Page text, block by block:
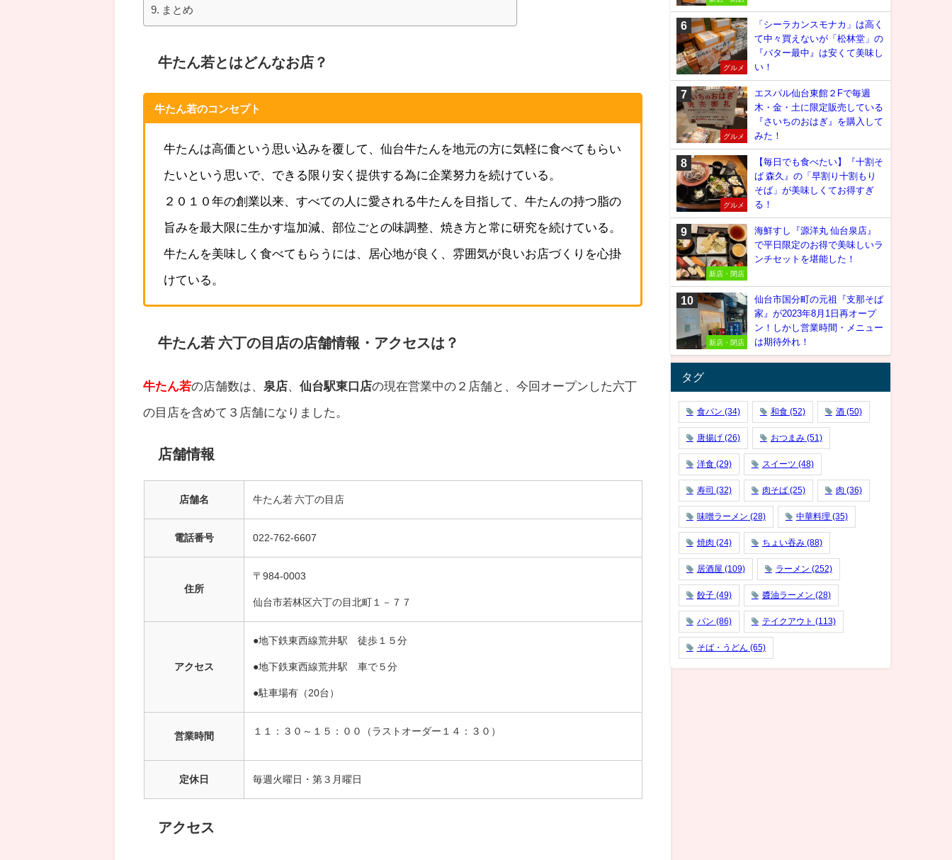
まとめ
牛たん若とはどんなお店？
牛たん若のコンセプト
牛たんは高価という思い込みを覆して、仙台牛たんを地元の方に気軽に食べてもらい
たいという思いで、できる限り安く提供する為に企業努力を続けている。
２０１０年の創業以来、すべての人に愛される牛たんを目指して、牛たんの持つ脂の
旨みを最大限に生かす塩加減、部位ごとの味調整、焼き方と常に研究を続けている。
牛たんを美味しく食べてもらうには、居心地が良く、雰囲気が良いお店づくりを心掛
けている。
牛たん若 六丁の目店の店舗情報・アクセスは？
牛たん若の店舗数は、 泉店 、仙台駅東口店の現在営業中の２店舗と、今回オープンした六丁
の目店を含めて３店舗になりました。
店舗情報
店舗名 牛たん若 六丁の目店
電話番号 022-762-6607
住所
〒984-0003
仙台市若林区六丁の目北町１－７７
アクセス
●地下鉄東西線荒井駅 徒歩１５分
●地下鉄東西線荒井駅 車で５分
●駐車場有（20台）
営業時間 １１：３０～１５：００（ラストオーダー１４：３０）
定休日 毎週火曜日・第３月曜日
アクセス
グルメ
「シーラカンスモナカ」は高く
て中々買えないが「松林堂」の
『バター最中』は安くて美味し
い！
グルメ
エスパル仙台東館２Fで毎週
木・金・土に限定販売している
『さいちのおはぎ』を購入して
みた！
グルメ
【毎日でも食べたい】『十割そ
ば 森久』の「早割り十割もり
そば」が美味しくてお得すぎ
る！
新店・閉店
海鮮すし『源洋丸 仙台泉店』
で平日限定のお得で美味しいラ
ンチセットを堪能した！
新店・閉店
仙台市国分町の元祖『支那そば
家』が2023年8月1日再オープ
ン！しかし営業時間・メニュー
は期待外れ！
タグ
食パン (34) 和食(52) 酒 (50)
唐揚げ (26) おつまみ(51)
洋食(29) スイーツ (48)
寿司 (32) 肉そば (25) 肉 (36)
味噌ラーメン (28) 中華料理 (35)
焼肉 (24) ちょい吞み(88)
居酒屋 (109) ラーメン (252)
餃子(49) 醬油ラーメン (28)
パン (86) テイクアウト (113)
そば・うどん (65)